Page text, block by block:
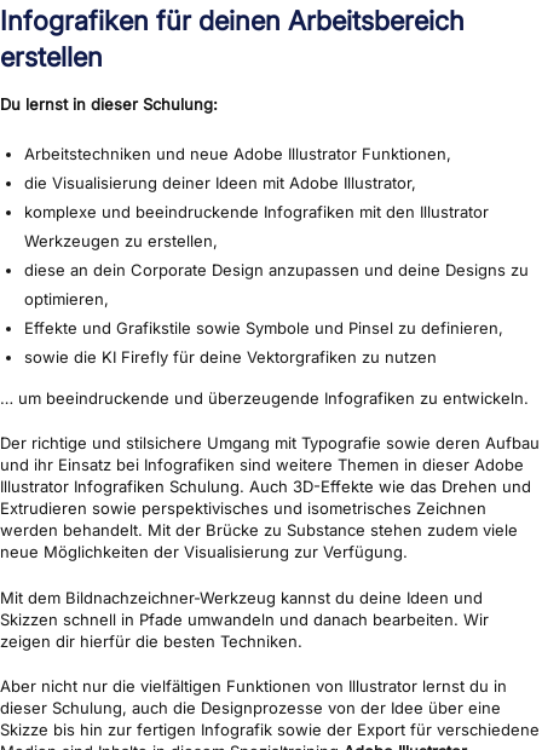
Infografiken für deinen Arbeitsbereich
erstellen
Du lernst in dieser Schulung:
Arbeitstechniken und neue Adobe Illustrator Funktionen,
die Visualisierung deiner Ideen mit Adobe Illustrator,
komplexe und beeindruckende Infografiken mit den Illustrator
Werkzeugen zu erstellen,
diese an dein Corporate Design anzupassen und deine Designs zu
optimieren,
Effekte und Grafikstile sowie Symbole und Pinsel zu definieren,
sowie die KI Firefly für deine Vektorgrafiken zu nutzen
… um beeindruckende und überzeugende Infografiken zu entwickeln.
Der richtige und stilsichere Umgang mit Typografie sowie deren Aufbau
und ihr Einsatz bei Infografiken sind weitere Themen in dieser Adobe
Illustrator Infografiken Schulung. Auch 3D-Effekte wie das Drehen und
Extrudieren sowie perspektivisches und isometrisches Zeichnen
werden behandelt. Mit der Brücke zu Substance stehen zudem viele
neue Möglichkeiten der Visualisierung zur Verfügung.
Mit dem Bildnachzeichner-Werkzeug kannst du deine Ideen und
Skizzen schnell in Pfade umwandeln und danach bearbeiten. Wir
zeigen dir hierfür die besten Techniken.
Aber nicht nur die vielfältigen Funktionen von Illustrator lernst du in
dieser Schulung, auch die Designprozesse von der Idee über eine
Skizze bis hin zur fertigen Infografik sowie der Export für verschiedene